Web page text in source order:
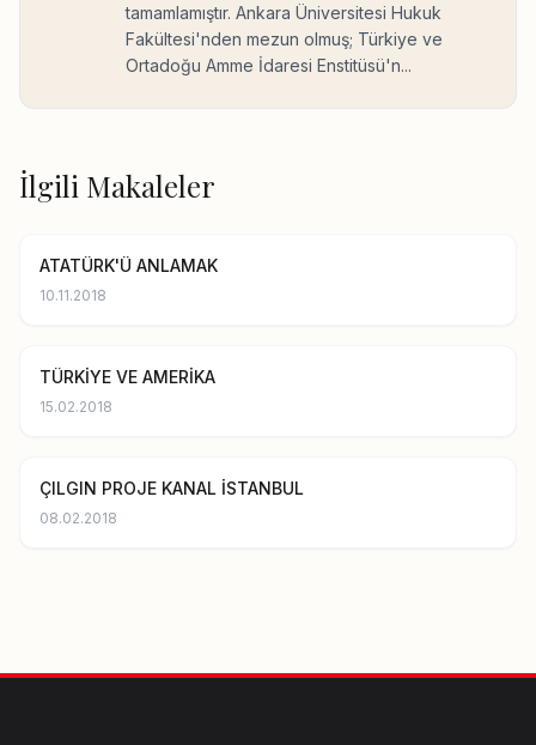
tamamlamıştır. Ankara Üniversitesi Hukuk
Fakültesi'nden mezun olmuş; Türkiye ve
Ortadoğu Amme İdaresi Enstitüsü'n...
İlgili Makaleler
ATATÜRK'Ü ANLAMAK
10.11.2018
TÜRKİYE VE AMERİKA
15.02.2018
ÇILGIN PROJE KANAL İSTANBUL
08.02.2018